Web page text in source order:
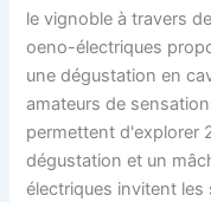
le vignoble à travers
oeno-électriques
une dégustation en
amateurs de
permettent d'explorer
dégustation et un
électriques invitent